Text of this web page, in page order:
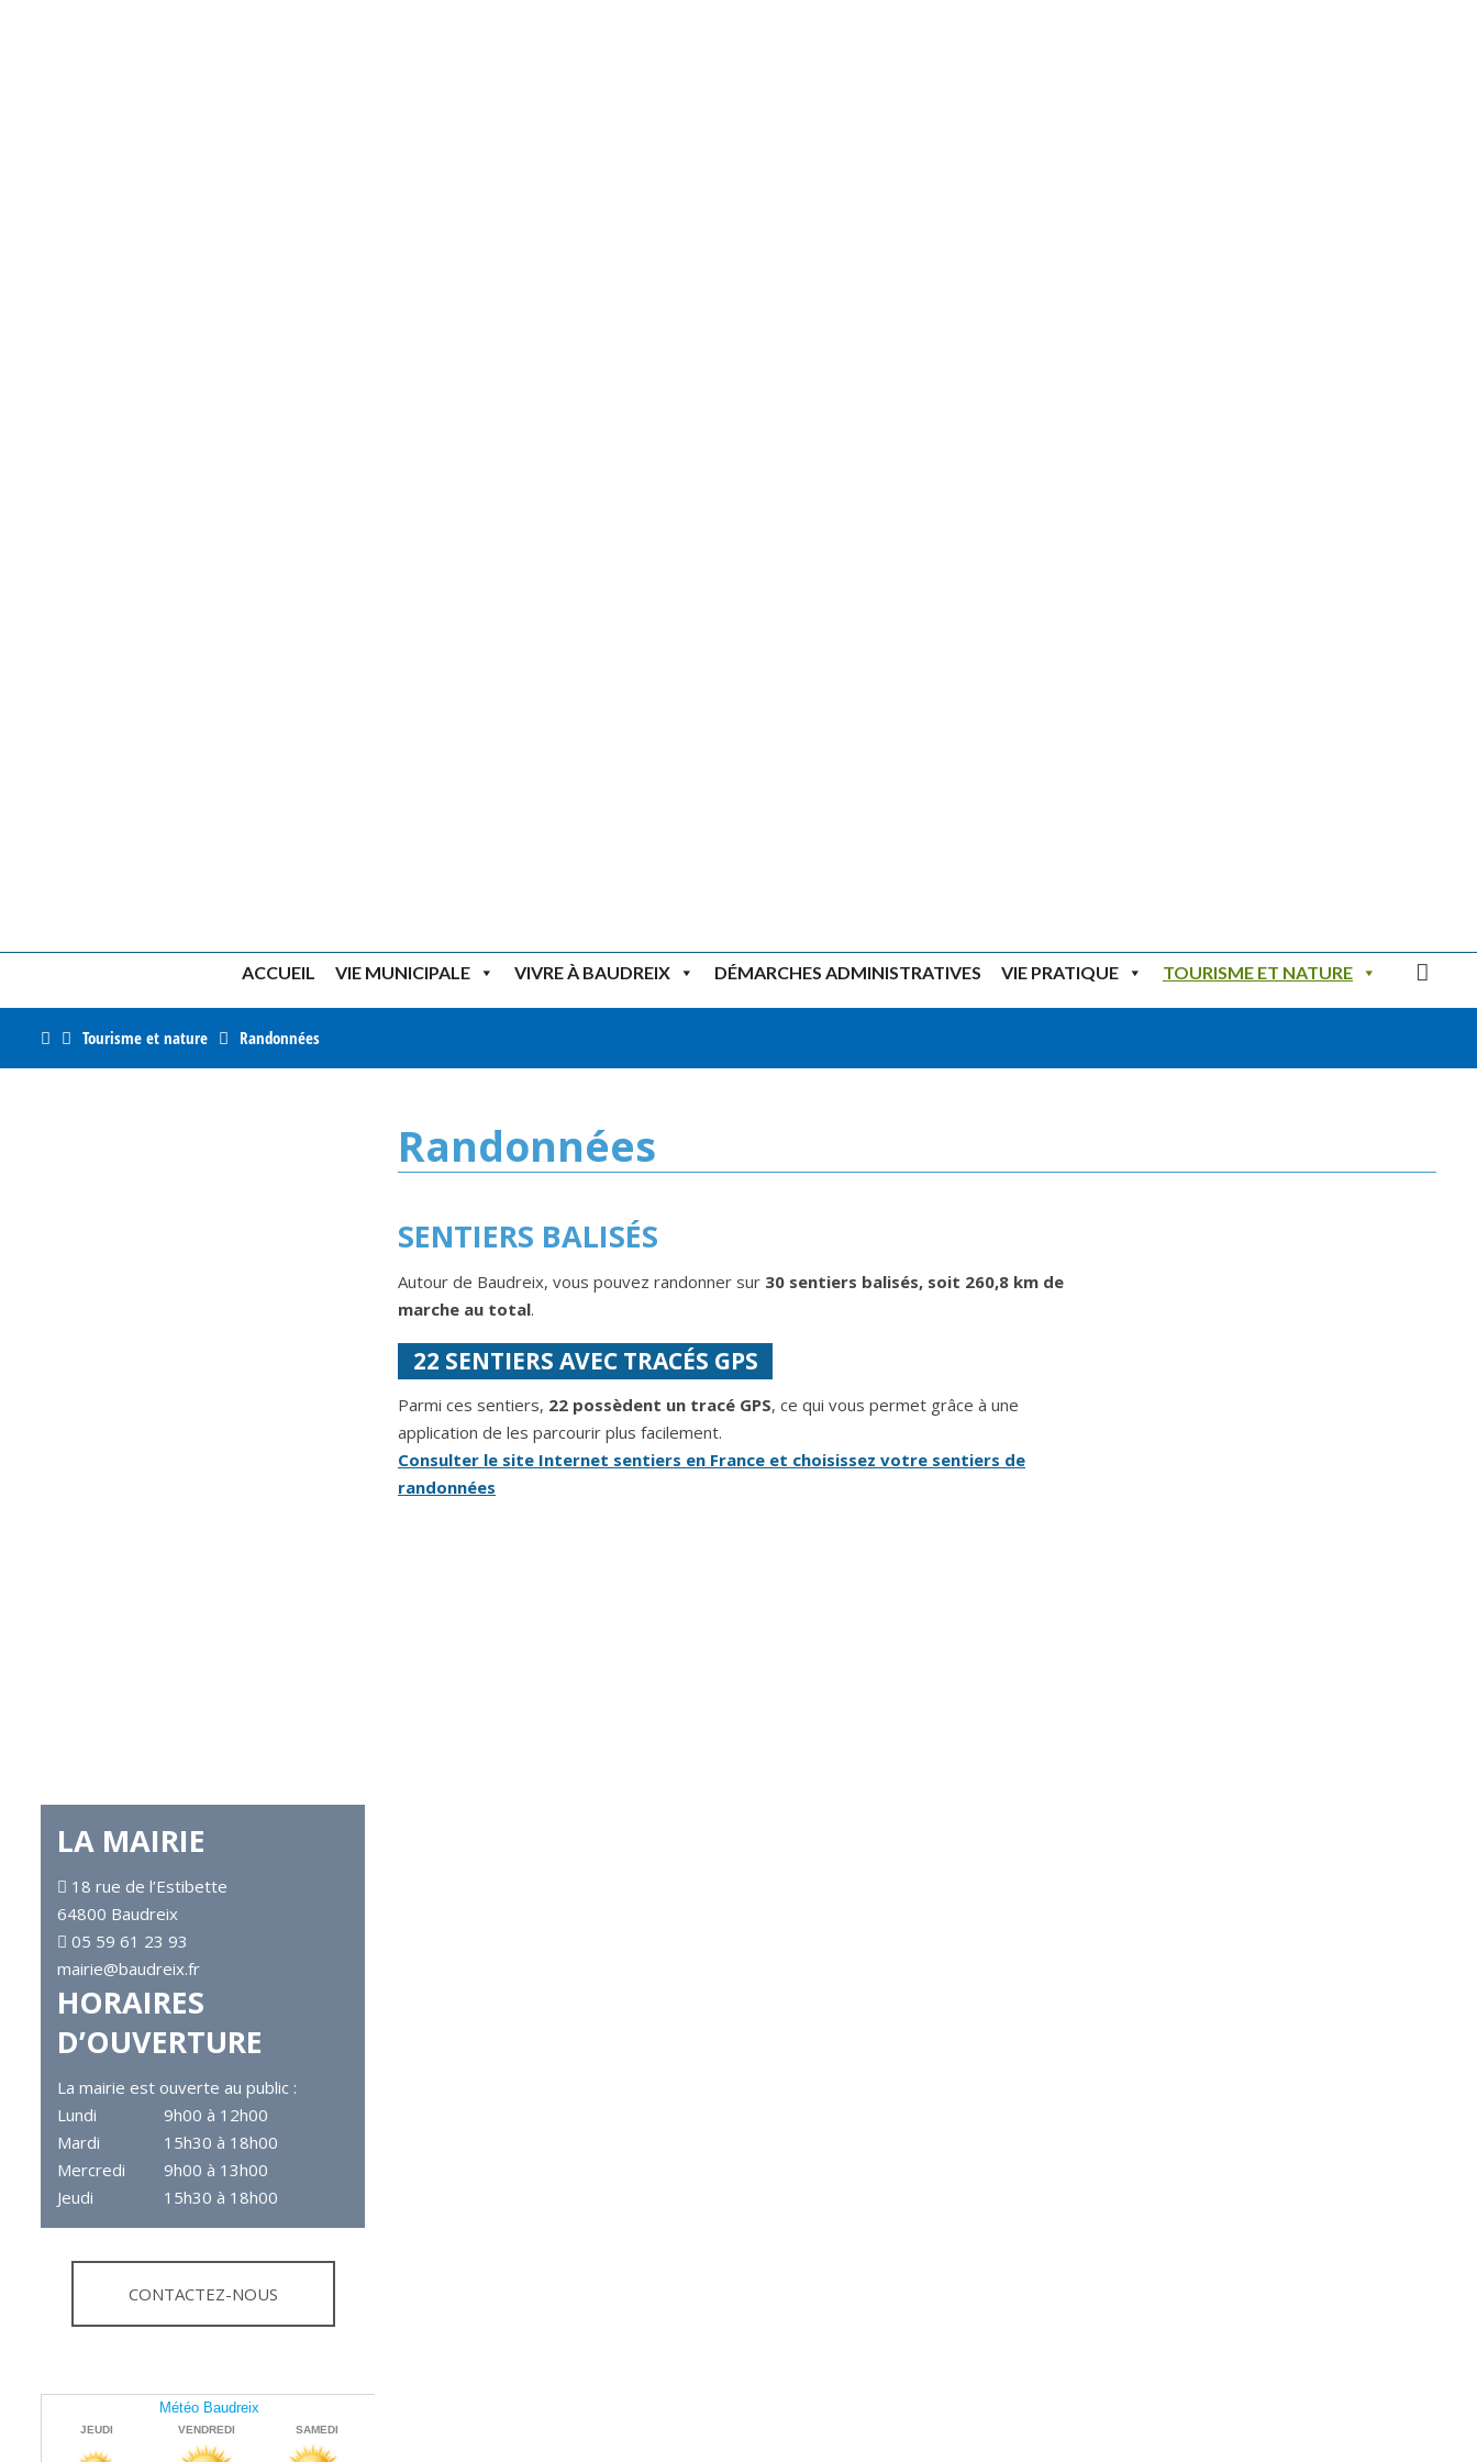
ACCUEIL VIE MUNICIPALE VIVRE À BAUDREIX DÉMARCHES ADMINISTRATIVES VIE PRATIQUE TOURISME ET NATURE
HomeTourisme et nature Randonnées
Randonnées
SENTIERS BALISÉS
Autour de Baudreix, vous pouvez randonner sur 30 sentiers balisés, soit 260,8 km de
marche au total.
22 SENTIERS AVEC TRACÉS GPS
Parmi ces sentiers, 22 possèdent un tracé GPS, ce qui vous permet grâce à une
application de les parcourir plus facilement.
Consulter le site Internet sentiers en France et choisissez votre sentiers de
randonnées
LA MAIRIE
18 rue de l’Estibette
64800 Baudreix
05 59 61 23 93
mairie@baudreix.fr
HORAIRES
D’OUVERTURE
La mairie est ouverte au public :
Lundi
9h00 à 12h00
Mardi
15h30 à 18h00
Mercredi
9h00 à 13h00
Jeudi
15h30 à 18h00
CONTACTEZ-NOUS
CARTE DE
BAUDREIX